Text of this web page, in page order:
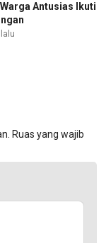
Antusias Ikuti
Ruas yang wajib